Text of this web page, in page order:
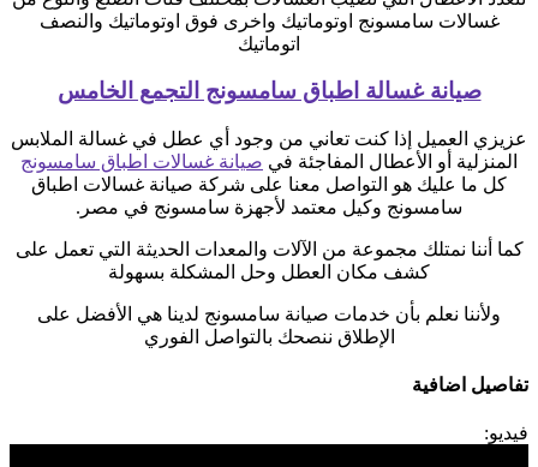
غسالات سامسونج اوتوماتيك واخرى فوق اوتوماتيك والنصف
اتوماتيك
صيانة غسالة اطباق سامسونج التجمع الخامس
عزيزي العميل إذا كنت تعاني من وجود أي عطل في غسالة الملابس
المنزلية أو الأعطال المفاجئة في صيانة غسالات اطباق سامسونج
كل ما عليك هو التواصل معنا على شركة صيانة غسالات اطباق
سامسونج وكيل معتمد لأجهزة سامسونج في مصر.
كما أننا نمتلك مجموعة من الآلات والمعدات الحديثة التي تعمل على
كشف مكان العطل وحل المشكلة بسهولة
ولأننا نعلم بأن خدمات صيانة سامسونج لدينا هي الأفضل على
الإطلاق ننصحك بالتواصل الفوري
تفاصيل اضافية
فيديو: